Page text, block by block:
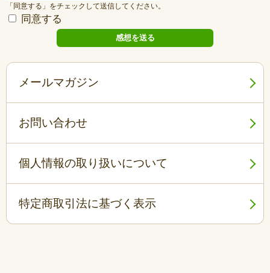
「同意する」をチェックして送信してください。
同意する
メールマガジン
お問い合わせ
個人情報の取り扱いについて
特定商取引法に基づく表示